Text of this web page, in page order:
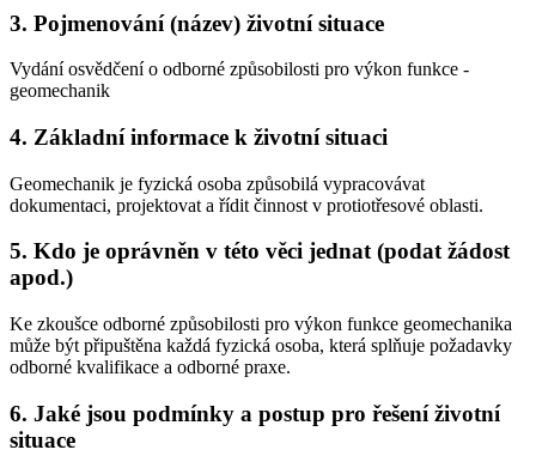
3. Pojmenování (název) životní situace
Vydání osvědčení o odborné způsobilosti pro výkon funkce -
geomechanik
4. Základní informace k životní situaci
Geomechanik je fyzická osoba způsobilá vypracovávat
dokumentaci, projektovat a řídit činnost v protiotřesové oblasti.
5. Kdo je oprávněn v této věci jednat (podat žádost
apod.)
Ke zkoušce odborné způsobilosti pro výkon funkce geomechanika
může být připuštěna každá fyzická osoba, která splňuje požadavky
odborné kvalifikace a odborné praxe.
6. Jaké jsou podmínky a postup pro řešení životní
situace